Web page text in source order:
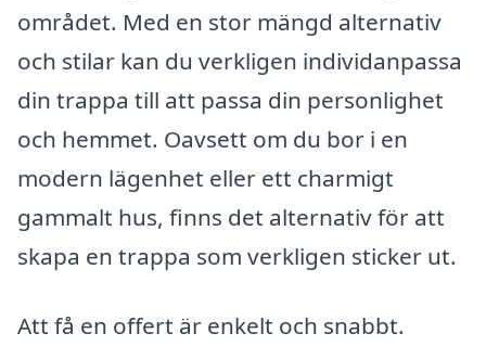
området. Med en stor mängd alternativ
och stilar kan du verkligen individanpassa
din trappa till att passa din personlighet
och hemmet. Oavsett om du bor i en
modern lägenhet eller ett charmigt
gammalt hus, finns det alternativ för att
skapa en trappa som verkligen sticker ut.
Att få en offert är enkelt och snabbt.